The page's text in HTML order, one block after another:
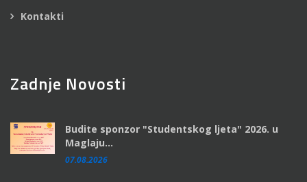
Kontakti
Zadnje Novosti
Budite sponzor "Studentskog ljeta" 2026. u
Maglaju...
07.08.2026